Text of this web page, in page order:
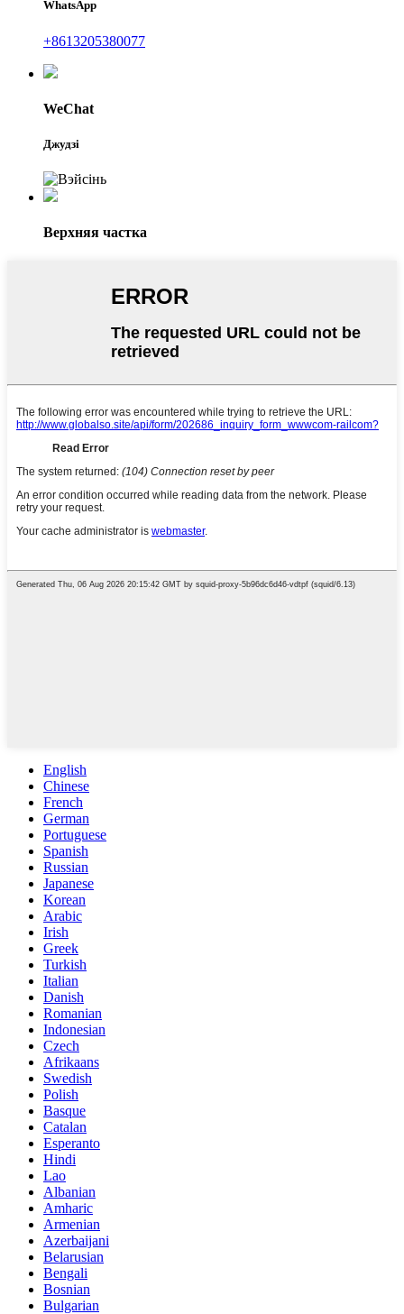
WhatsApp
+8613205380077
WeChat
Джудзі
Верхняя частка
English
Chinese
French
German
Portuguese
Spanish
Russian
Japanese
Korean
Arabic
Irish
Greek
Turkish
Italian
Danish
Romanian
Indonesian
Czech
Afrikaans
Swedish
Polish
Basque
Catalan
Esperanto
Hindi
Lao
Albanian
Amharic
Armenian
Azerbaijani
Belarusian
Bengali
Bosnian
Bulgarian